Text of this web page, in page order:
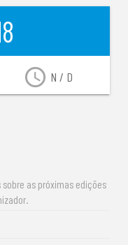
access_time N / D
as próximas edições